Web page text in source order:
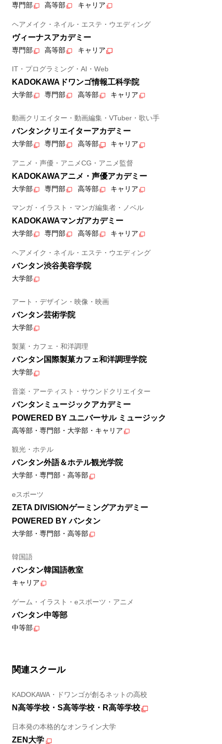
専門部 高等部 キャリア
ヘアメイク・ネイル・エステ・ウエディング
ヴィーナスアカデミー
専門部 高等部 キャリア
IT・プログラミング・AI・Web
KADOKAWAドワンゴ情報工科学院
大学部 専門部 高等部 キャリア
動画クリエイター・動画編集・VTuber・歌い手
バンタンクリエイターアカデミー
大学部 専門部 高等部 キャリア
アニメ・声優・アニメCG・アニメ監督
KADOKAWAアニメ・声優アカデミー
大学部 専門部 高等部 キャリア
マンガ・イラスト・マンガ編集者・ノベル
KADOKAWAマンガアカデミー
大学部 専門部 高等部 キャリア
ヘアメイク・ネイル・エステ・ウエディング
バンタン渋谷美容学院
大学部
アート・デザイン・映像・映画
バンタン芸術学院
大学部
製菓・カフェ・和洋調理
バンタン国際製菓カフェ和洋調理学院
大学部
音楽・アーティスト・サウンドクリエイター
バンタンミュージックアカデミー
POWERED BY ユニバーサル ミュージック
高等部・専門部・大学部・キャリア
観光・ホテル
バンタン外語＆ホテル観光学院
大学部・専門部・高等部
eスポーツ
ZETA DIVISIONゲーミングアカデミー
POWERED BY バンタン
大学部・専門部・高等部
韓国語
バンタン韓国語教室
キャリア
ゲーム・イラスト・eスポーツ・アニメ
バンタン中等部
中等部
関連スクール
KADOKAWA・ドワンゴが創るネットの高校
N高等学校・S高等学校・R高等学校
日本発の本格的なオンライン大学
ZEN大学